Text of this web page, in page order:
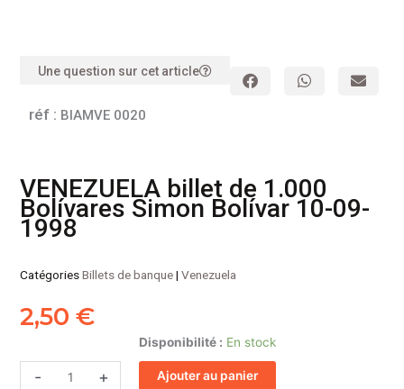
Une question sur cet article
réf : BIAMVE 0020
VENEZUELA billet de 1.000
Bolívares Simon Bolívar 10-09-
1998
CatégoriesBillets de banque|Venezuela
2,50€
Disponibilité : En stock
-
de
VENEZUELA
+ Ajouter au panier